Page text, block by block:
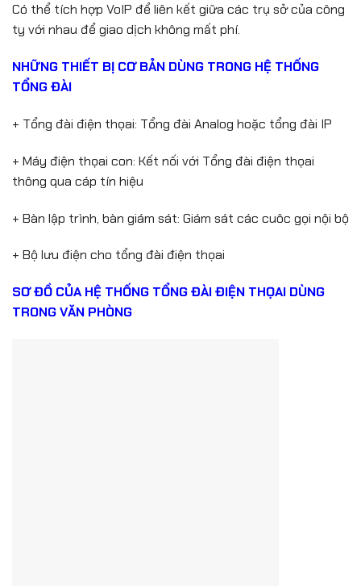
Có thể tích hợp VoIP để liên kết giữa các trụ sở của công
ty với nhau để giao dịch không mất phí.
NHỮNG THIẾT BỊ CƠ BẢN DÙNG TRONG HỆ THỐNG
TỔNG ĐÀI
+ Tổng đài điện thọai: Tổng đài Analog hoặc tổng đài IP
+ Máy điện thọai con: Kết nối với Tổng đài điện thọai
thông qua cáp tín hiệu
+ Bàn lập trình, bàn giám sát: Giám sát các cuôc gọi nội bộ
+ Bộ lưu điện cho tổng đài điện thọai
SƠ ĐỒ CỦA HỆ THỐNG TỔNG ĐÀI ĐIỆN THỌAI DÙNG
TRONG VĂN PHÒNG